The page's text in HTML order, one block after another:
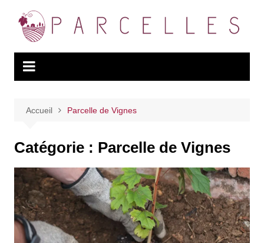
contenu
Accueil Parcelle de Vignes
Catégorie : Parcelle de Vignes